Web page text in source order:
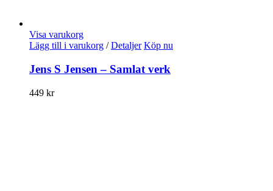
Visa varukorg
Lägg till i varukorg / Detaljer Köp nu
Jens S Jensen – Samlat verk
449 kr